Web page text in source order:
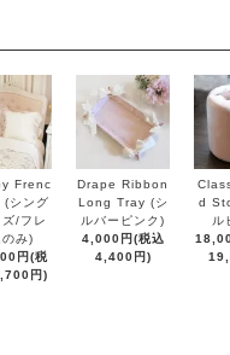
Frenc
シング
ズ/フレ
のみ)
円(税
円)
Drape Ribbon
Long Tray (シ
ルバーピンク)
4,000円(税込
4,400円)
d
ル